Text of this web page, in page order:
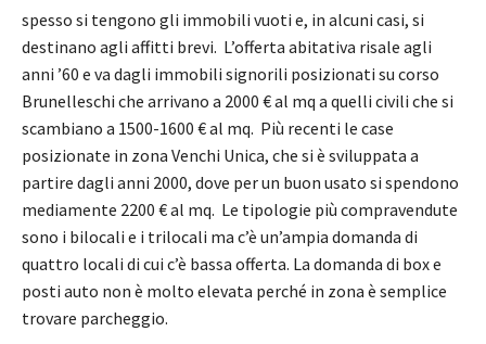
spesso si tengono gli immobili vuoti e, in alcuni casi, si
destinano agli affitti brevi. L’offerta abitativa risale agli
anni ’60 e va dagli immobili signorili posizionati su corso
Brunelleschi che arrivano a 2000 € al mq a quelli civili che si
scambiano a 1500-1600 € al mq. Più recenti le case
posizionate in zona Venchi Unica, che si è sviluppata a
partire dagli anni 2000, dove per un buon usato si spendono
mediamente 2200 € al mq. Le tipologie più compravendute
sono i bilocali e i trilocali ma c’è un’ampia domanda di
quattro locali di cui c’è bassa offerta. La domanda di box e
posti auto non è molto elevata perché in zona è semplice
trovare parcheggio.